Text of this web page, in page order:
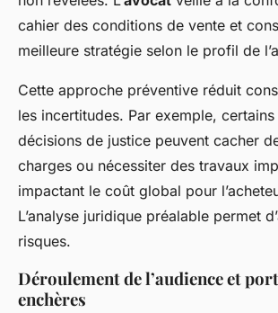
cahier des conditions de vente et
meilleure stratégie selon le profil de
Cette approche préventive réduit
les incertitudes. Par exemple,
décisions de justice peuvent cacher
charges ou nécessiter des travaux
impactant le coût global pour
L’analyse juridique préalable permet
risques.
Déroulement de l’audience et
enchères